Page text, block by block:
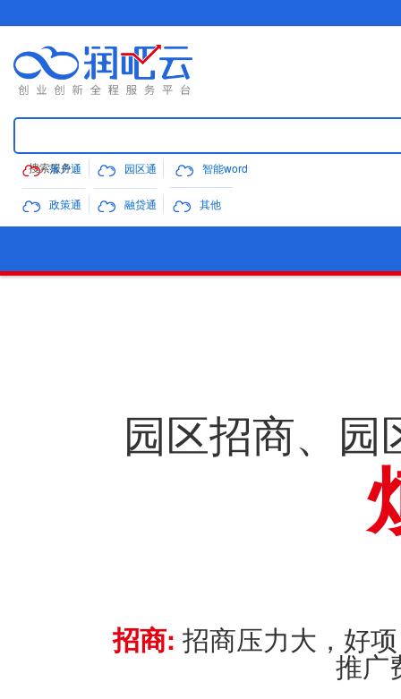
落户通 园区通 智能word
其他
政策通 融贷通
园区招商、园
招商: 招商压力大，好
推广